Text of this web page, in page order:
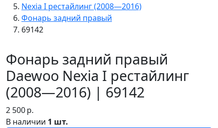
Nexia I рестайлинг (2008—2016)
Фонарь задний правый
69142
Фонарь задний правый
Daewoo Nexia I рестайлинг
(2008—2016) | 69142
2 500р.
В наличии 1 шт.